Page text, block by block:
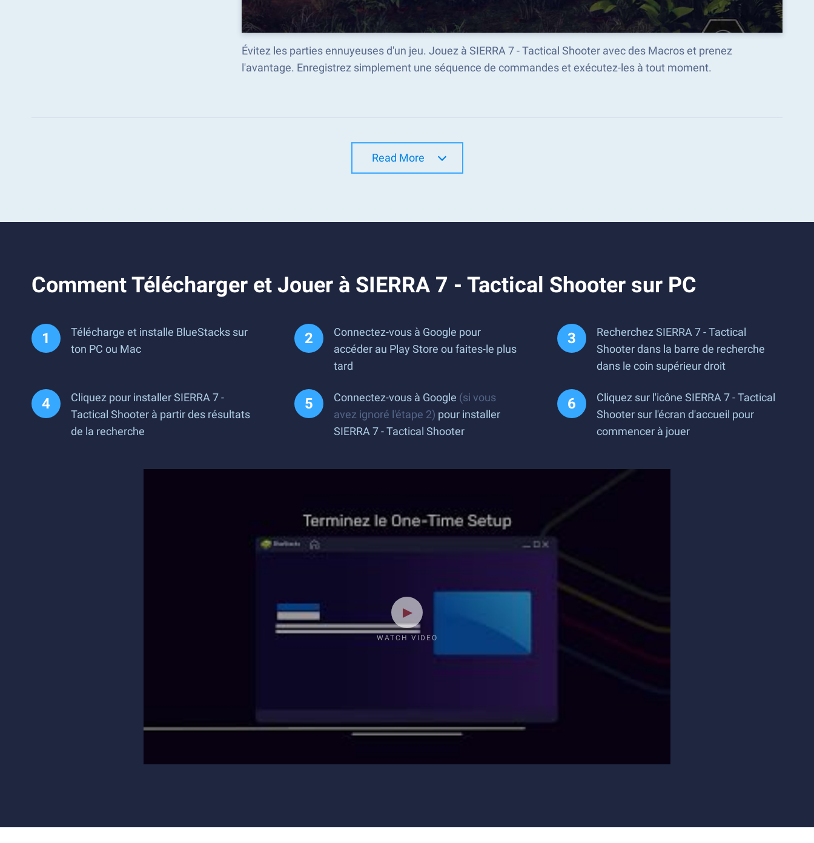
Évitez les parties ennuyeuses d'un jeu. Jouez à SIERRA 7 - Tactical Shooter avec des Macros et prenez
l'avantage. Enregistrez simplement une séquence de commandes et exécutez-les à tout moment.
Read More
Comment Télécharger et Jouer à SIERRA 7 - Tactical Shooter sur PC
Télécharge et installe BlueStacks sur
ton PC ou Mac
Connectez-vous à Google pour
accéder au Play Store ou faites-le plus
tard
Recherchez SIERRA 7 - Tactical
Shooter dans la barre de recherche
dans le coin supérieur droit
Cliquez pour installer SIERRA 7 -
Tactical Shooter à partir des résultats
de la recherche
Connectez-vous à Google (si vous
avez ignoré l'étape 2) pour installer
SIERRA 7 - Tactical Shooter
Cliquez sur l'icône SIERRA 7 - Tactical
Shooter sur l'écran d'accueil pour
commencer à jouer
WATCH VIDEO